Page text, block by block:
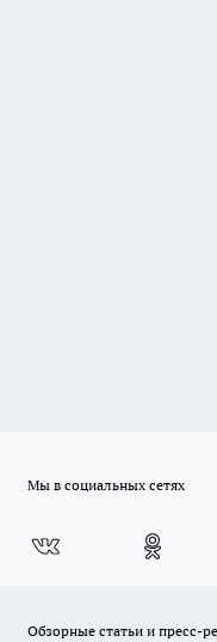
Мы в социальных сетях
Обзорные статьи и пресс-